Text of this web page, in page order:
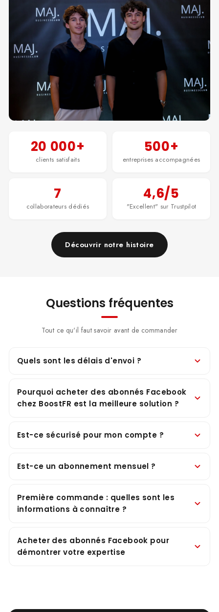
20 000+
clients satisfaits
500+
entreprises accompagnées
7
collaborateurs dédiés
4,6/5
"Excellent" sur Trustpilot
Découvrir notre histoire
Questions fréquentes
Tout ce qu'il faut savoir avant de commander
Quels sont les délais d'envoi ?
Pourquoi acheter des abonnés Facebook
chez BoostFR est la meilleure solution ?
Est-ce sécurisé pour mon compte ?
Est-ce un abonnement mensuel ?
Première commande : quelles sont les
informations à connaître ?
Acheter des abonnés Facebook pour
démontrer votre expertise